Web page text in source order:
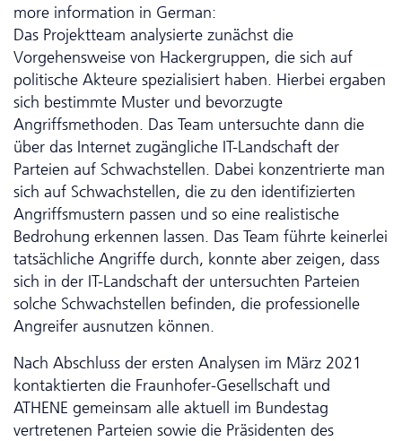
more information in German:
Das Projektteam analysierte zunächst die
Vorgehensweise von Hackergruppen, die sich auf
politische Akteure spezialisiert haben. Hierbei ergaben
sich bestimmte Muster und bevorzugte
Angriffsmethoden. Das Team untersuchte dann die
über das Internet zugängliche IT-Landschaft der
Parteien auf Schwachstellen. Dabei konzentrierte man
sich auf Schwachstellen, die zu den identifizierten
Angriffsmustern passen und so eine realistische
Bedrohung erkennen lassen. Das Team führte keinerlei
tatsächliche Angriffe durch, konnte aber zeigen, dass
sich in der IT-Landschaft der untersuchten Parteien
solche Schwachstellen befinden, die professionelle
Angreifer ausnutzen können.
Nach Abschluss der ersten Analysen im März 2021
kontaktierten die Fraunhofer-Gesellschaft und
ATHENE gemeinsam alle aktuell im Bundestag
vertretenen Parteien sowie die Präsidenten des